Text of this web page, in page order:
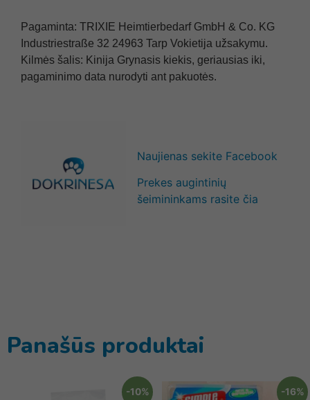
Pagaminta: TRIXIE Heimtierbedarf GmbH & Co. KG
Industriestraße 32 24963 Tarp Vokietija užsakymu.
Kilmės šalis: Kinija Grynasis kiekis, geriausias iki,
pagaminimo data nurodyti ant pakuotės.
Naujienas sekite Facebook
Prekes augintinių
šeimininkams rasite čia
Panašūs produktai
-10% -16%